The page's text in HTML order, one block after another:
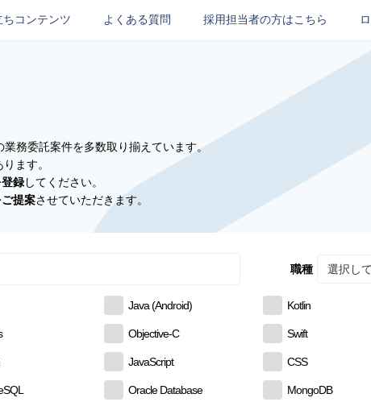
ちコンテンツ よくある質問 採用担当者の方はこちら
務委託案件を多数取り揃えています。
ます。
録してください。
提案させていただきます。
職種 選択し
Java (Android) Kotlin
Objective-C Swift
JavaScript CSS
Oracle Database MongoDB